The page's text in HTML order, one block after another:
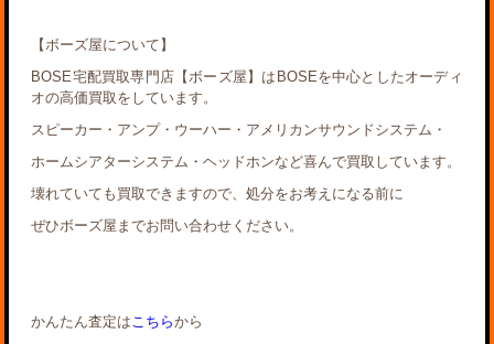
【ボーズ屋について】
BOSE宅配買取専門店【ボーズ屋】はBOSEを中心としたオーディ
オの高価買取をしています。
スピーカー・アンプ・ウーハー・アメリカンサウンドシステム・
ホームシアターシステム・ヘッドホンなど喜んで買取しています。
壊れていても買取できますので、処分をお考えになる前に
ぜひボーズ屋までお問い合わせください。
かんたん査定はこちらから